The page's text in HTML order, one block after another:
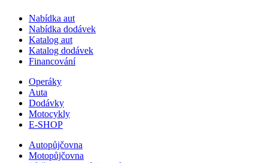
Nabídka aut
Nabídka dodávek
Katalog aut
Katalog dodávek
Financování
Operáky
Auta
Dodávky
Motocykly
E-SHOP
Autopůjčovna
Motopůjčovna